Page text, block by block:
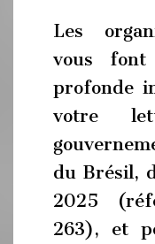
Les
vous
profonde
votre
du Brésil,
2025
263), et